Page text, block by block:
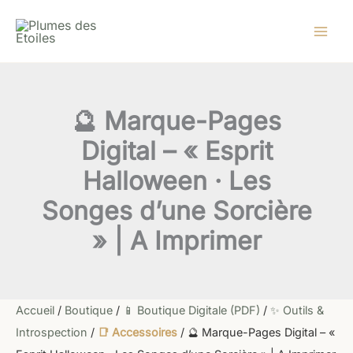
🔮 Marque-Pages
Digital – « Esprit
Halloween · Les
Songes d’une Sorcière
» | A Imprimer
Accueil / Boutique / 📱 Boutique Digitale (PDF) / ✨ Outils &
Introspection / 📑 Accessoires / 🔮 Marque-Pages Digital – «
«
Esprit
Halloween
·
Les
d'une
Sorcière
|